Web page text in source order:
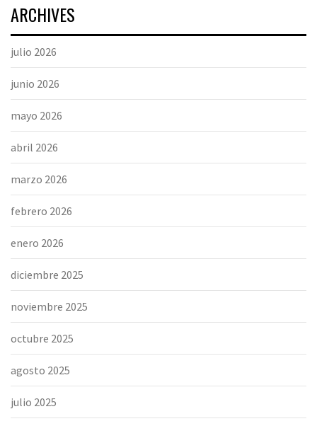
ARCHIVES
julio 2026
junio 2026
mayo 2026
abril 2026
marzo 2026
febrero 2026
enero 2026
diciembre 2025
noviembre 2025
octubre 2025
agosto 2025
julio 2025